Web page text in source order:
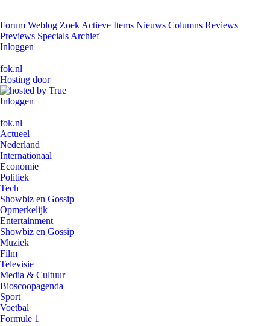
Forum Weblog Zoek Actieve Items Nieuws Columns Reviews
Previews Specials Archief
Inloggen
fok.nl
Hosting door
Inloggen
fok.nl
Actueel
Nederland
Internationaal
Economie
Politiek
Tech
Showbiz en Gossip
Opmerkelijk
Entertainment
Showbiz en Gossip
Muziek
Film
Televisie
Media & Cultuur
Bioscoopagenda
Sport
Voetbal
Formule 1